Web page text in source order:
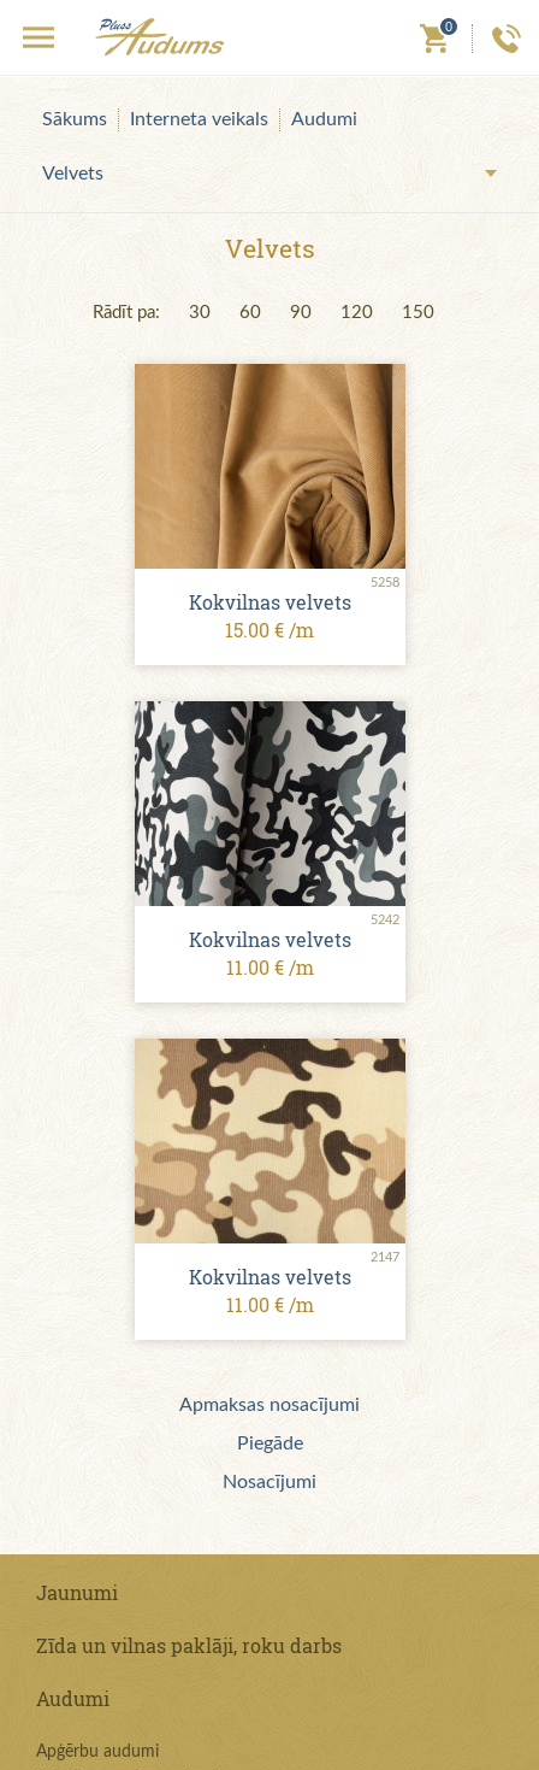
0
Sākums Interneta veikals Audumi
Velvets
Velvets
Rādīt pa: 30 60 90 120 150
5258
Kokvilnas velvets
15.00 € /m
5242
Kokvilnas velvets
11.00 € /m
2147
Kokvilnas velvets
11.00 € /m
Apmaksas nosacījumi
Piegāde
Nosacījumi
Jaunumi
Zīda un vilnas paklāji, roku darbs
Audumi
Apģērbu audumi